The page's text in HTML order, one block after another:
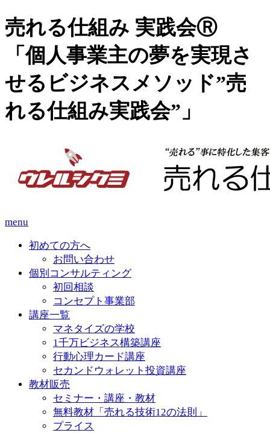
売れる仕組み 実践会Ⓡ
「個人事業主の夢を実現さ
せるビジネスメソッド”売
れる仕組み実践会”」
menu
初めての方へ
お問い合わせ
個別コンサルティング
初回相談
コンセプト事業部
講座一覧
マネタイズの学校
1千万ビジネス構築講座
行動心理カード講座
セカンドウォレット投資講座
教材販売
セミナー・講座・教材
無料教材「売れる技術12の法則」
プライス